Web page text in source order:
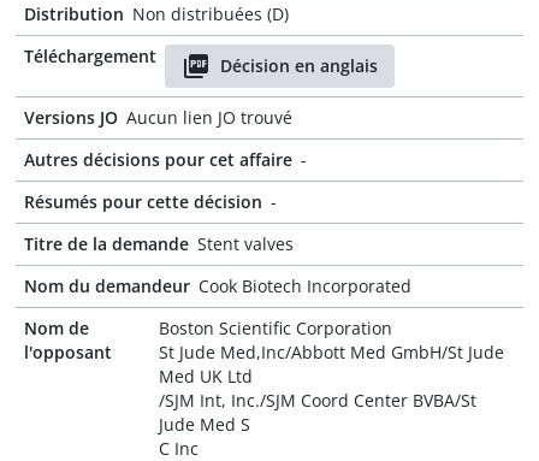
Distribution Non distribuées (D)
Téléchargement
Décision en anglais
Versions JO Aucun lien JO trouvé
Autres décisions pour cet affaire -
Résumés pour cette décision -
Titre de la demande Stent valves
Nom du demandeur Cook Biotech Incorporated
Nom de
l'opposant
Boston Scientific Corporation
St Jude Med,Inc/Abbott Med GmbH/St Jude
Med UK Ltd
/SJM Int, Inc./SJM Coord Center BVBA/St
Jude Med S
C Inc